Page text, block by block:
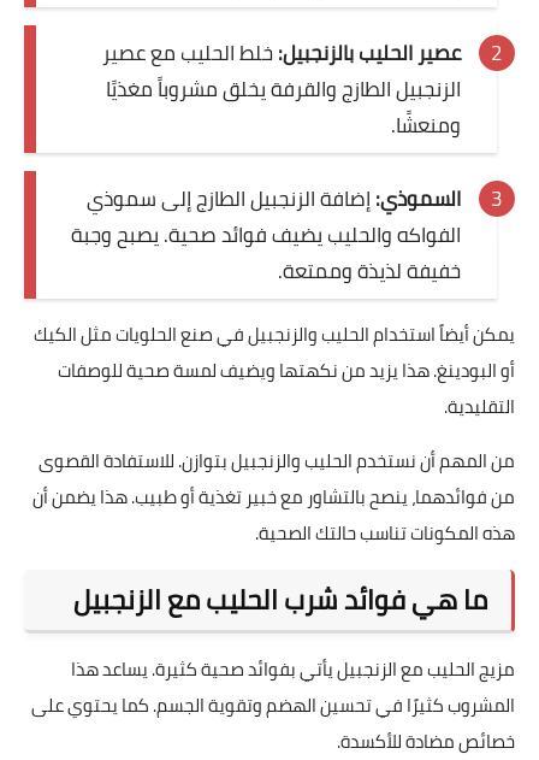
عصير الحليب بالزنجبيل:خلط الحليب مع عصير
الزنجبيل الطازج والقرفة يخلق مشروباً مغذيًا
ومنعشًا.
السموذي:إضافة الزنجبيل الطازج إلى سموذي
الفواكه والحليب يضيف فوائد صحية. يصبح وجبة
خفيفة لذيذة وممتعة.
يمكن أيضاً استخدام الحليب والزنجبيل في صنع الحلويات مثل الكيك
أو البودينغ. هذا يزيد من نكهتها ويضيف لمسة صحية للوصفات
التقليدية.
من المهم أن نستخدم الحليب والزنجبيل بتوازن. للاستفادة القصوى
من فوائدهما، ينصح بالتشاور مع خبير تغذية أو طبيب. هذا يضمن أن
هذه المكونات تناسب حالتك الصحية.
ما هي فوائد شرب الحليب مع الزنجبيل
مزيج الحليب مع الزنجبيل يأتي بفوائد صحية كثيرة. يساعد هذا
المشروب كثيرًا في تحسين الهضم وتقوية الجسم. كما يحتوي على
خصائص مضادة للأكسدة.